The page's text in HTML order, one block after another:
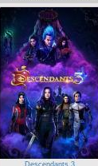
Descendants 3